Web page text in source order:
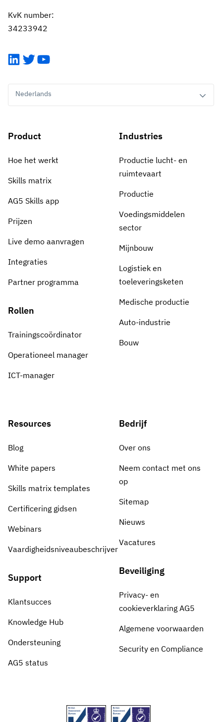
KvK number:
34233942
LinkedIn
TwitterYouTube
Nederlands
Product
Hoe het werkt
Skills matrix
AG5 Skills app
Prijzen
Live demo aanvragen
Integraties
Partner programma
Rollen
Trainingscoördinator
Operationeel manager
ICT-manager
Industries
Productie lucht- en
ruimtevaart
Productie
Voedingsmiddelen
sector
Mijnbouw
Logistiek en
toeleveringsketen
Medische productie
Auto-industrie
Bouw
Resources
Blog
White papers
Skills matrix templates
Certificering gidsen
Webinars
Vaardigheidsniveaubeschrijver
Support
Klantsucces
Knowledge Hub
Ondersteuning
AG5 status
Bedrijf
Over ons
Neem contact met ons
op
Sitemap
Nieuws
Vacatures
Beveiliging
Privacy- en
cookieverklaring AG5
Algemene voorwaarden
Security en Compliance